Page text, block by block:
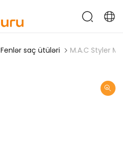
Fenlər saç ütüləri M.A.C Styler